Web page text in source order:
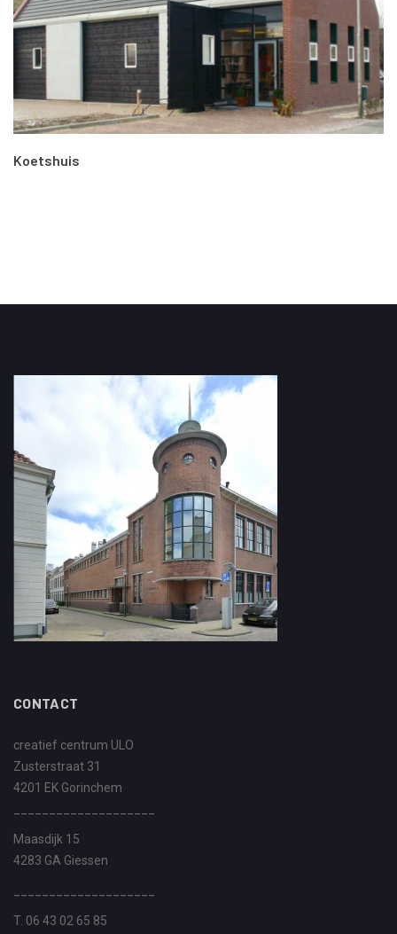
Koetshuis
CONTACT
creatief centrum ULO
Zusterstraat 31
4201 EK Gorinchem
Maasdijk 15
4283 GA Giessen
T. 06 43 02 65 85